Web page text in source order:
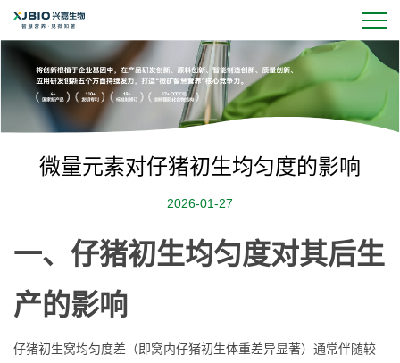
微量元素对仔猪初生均匀度的影响
2026-01-27
一、仔猪初生均匀度对其后生
产的影响
仔猪初生窝均匀度差（即窝内仔猪初生体重差异显著）通常伴随较